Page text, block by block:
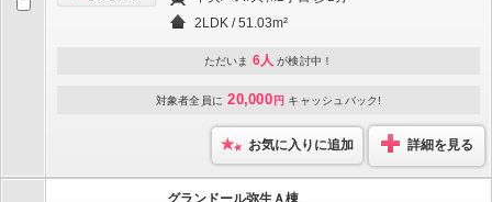
2LDK / 51.03m²
ただいま 6人 が検討中！
対象者全員に 20,000 円 キャッシュバック!
お気に入りに追加 詳細を見る
グランドール弥生Ａ棟